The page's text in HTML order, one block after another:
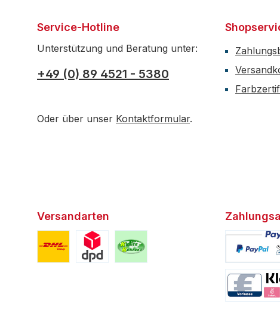
Service-Hotline
Unterstützung und Beratung unter:
+49 (0) 89 4521 - 5380
Oder über unser Kontaktformular.
Versandarten